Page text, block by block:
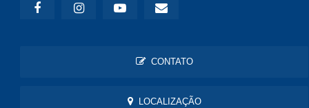
CONTATO
LOCALIZAÇÃO